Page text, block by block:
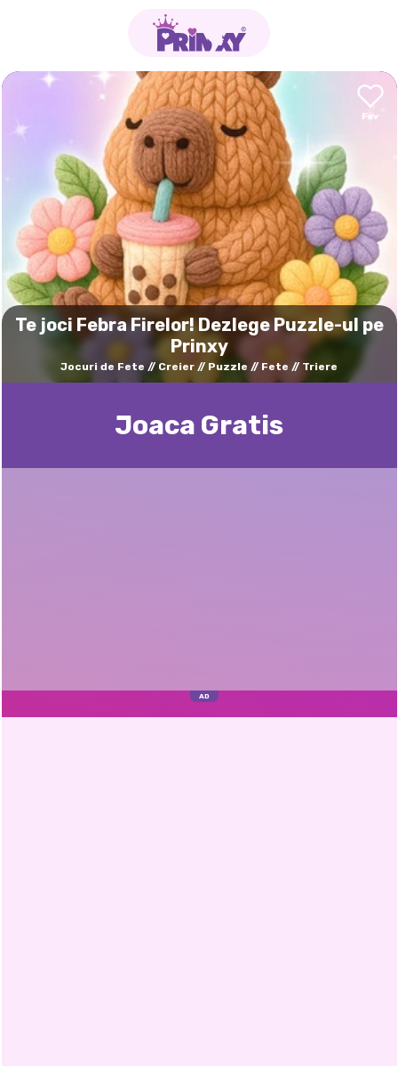
Te joci Febra Firelor! Dezlege Puzzle-ul pe
Prinxy
Jocuri de Fete Creier Puzzle Fete Triere
Joaca Gratis